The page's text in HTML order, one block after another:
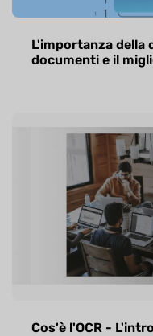
L'importanza della
documenti e il
Cos'è l'OCR -